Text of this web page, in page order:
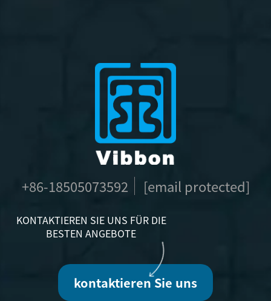
+86-18505073592 [email protected]
KONTAKTIEREN SIE UNS FÜR DIE
BESTEN ANGEBOTE
kontaktieren Sie uns